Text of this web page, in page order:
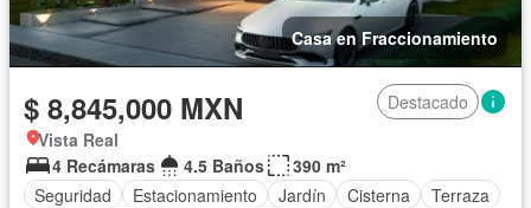
Casa en Fraccionamiento
$ 8,845,000 MXN
Destacado
Vista Real
4 Recámaras
4.5 Baños
390 m²
Seguridad
Estacionamiento Jardín Cisterna
Terraza